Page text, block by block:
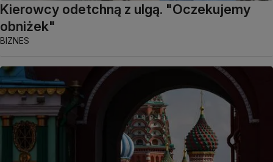
Kierowcy odetchną z ulgą. "Oczekujemy
obniżek"
BIZNES